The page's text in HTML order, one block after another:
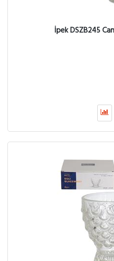
İpek DSZB245